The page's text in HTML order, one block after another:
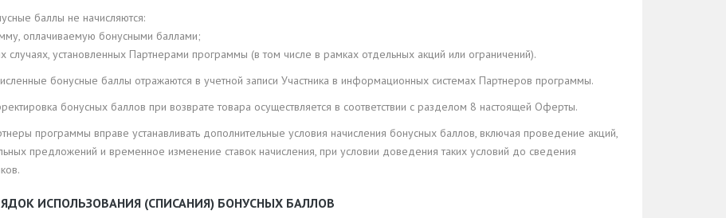
баллы не начисляются:
оплачиваемую бонусными баллами;
случаях, установленных Партнерами программы (в том числе в рамках отдельных акций или ограничений).
бонусные баллы отражаются в учетной записи Участника в информационных системах Партнеров программы.
бонусных баллов при возврате товара осуществляется в соответствии с разделом 8 настоящей Оферты.
программы вправе устанавливать дополнительные условия начисления бонусных баллов, включая проведение акций,
предложений и временное изменение ставок начисления, при условии доведения таких условий до сведения
ИСПОЛЬЗОВАНИЯ (СПИСАНИЯ) БОНУСНЫХ БАЛЛОВ